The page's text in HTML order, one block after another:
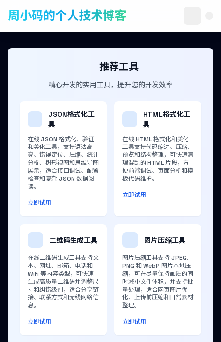
周小码的个人技术博客
推荐工具
精心开发的实用工具，提升您的开发效率
JSON格式化工
具
在线 JSON 格式化、验证
和美化工具，支持语法高
亮、错误定位、压缩、统计
分析、树形视图和思维导图
展示，适合接口调试、配置
检查和复杂 JSON 数据阅
读。
立即试用
HTML格式化工
具
在线 HTML 格式化和美化
工具支持代码缩进、压缩、
预览和结构整理，可快速清
理混乱的 HTML 片段，方
便前端调试、页面分析和模
板代码维护。
立即试用
二维码生成工具
在线二维码生成工具支持文
本、网址、邮箱、电话和
WiFi 等内容类型，可快速
生成高质量二维码并调整尺
寸和纠错级别，适合分享链
接、联系方式和无线网络信
息。
立即试用
图片压缩工具
图片压缩工具支持 JPEG、
PNG 和 WebP 图片本地压
缩，可在尽量保持画质的同
时减小文件体积，并支持批
量处理，适合网页图片优
化、上传前压缩和日常素材
整理。
立即试用